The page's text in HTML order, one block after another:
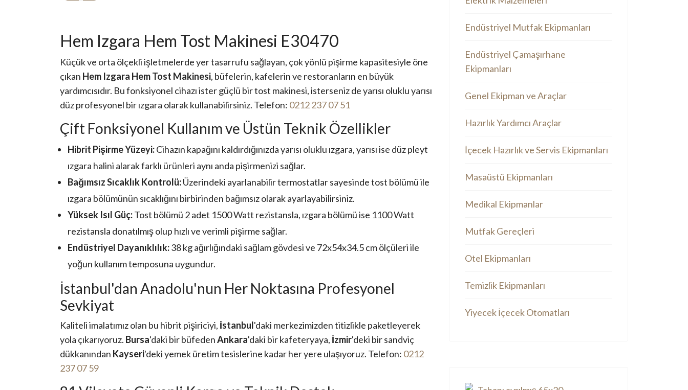
Hem Izgara Hem Tost Makinesi E30470
Küçük ve orta ölçekli işletmelerde yer tasarrufu sağlayan, çok yönlü pişirme kapasitesiyle öne
çıkan Hem Izgara Hem Tost Makinesi, büfelerin, kafelerin ve restoranların en büyük
yardımcısıdır. Bu fonksiyonel cihazı ister güçlü bir tost makinesi, isterseniz de yarısı oluklu yarısı
düz profesyonel bir ızgara olarak kullanabilirsiniz. Telefon: 0212 237 07 51
Çift Fonksiyonel Kullanım ve Üstün Teknik Özellikler
Hibrit Pişirme Yüzeyi:Cihazın kapağını kaldırdığınızda yarısı oluklu ızgara, yarısı ise düz pleyt
ızgara halini alarak farklı ürünleri aynı anda pişirmenizi sağlar.
Bağımsız Sıcaklık Kontrolü:Üzerindeki ayarlanabilir termostatlar sayesinde tost bölümü ile
ızgara bölümünün sıcaklığını birbirinden bağımsız olarak ayarlayabilirsiniz.
Yüksek Isıl Güç:Tost bölümü 2 adet 1500 Watt rezistansla, ızgara bölümü ise 1100 Watt
rezistansla donatılmış olup hızlı ve verimli pişirme sağlar.
Endüstriyel Dayanıklılık:38 kg ağırlığındaki sağlam gövdesi ve 72x54x34.5 cm ölçüleri ile
yoğun kullanım temposuna uygundur.
İstanbul'dan Anadolu'nun Her Noktasına Profesyonel
Sevkiyat
Kaliteli imalatımız olan bu hibrit pişiriciyi, İstanbul'daki merkezimizden titizlikle paketleyerek
yola çıkarıyoruz. Bursa'daki bir büfedenAnkara'daki bir kafeteryaya, İzmir'deki bir sandviç
dükkanından Kayseri'deki yemek üretim tesislerine kadar her yere ulaşıyoruz. Telefon: 0212
237 07 59
Endüstriyel Mutfak Ekipmanları
Endüstriyel Çamaşırhane
Ekipmanları
Genel Ekipman ve Araçlar
Hazırlık Yardımcı Araçlar
İçecek Hazırlık ve Servis Ekipmanları
Masaüstü Ekipmanları
Medikal Ekipmanlar
Mutfak Gereçleri
Otel Ekipmanları
Temizlik Ekipmanları
Yiyecek İçecek Otomatları